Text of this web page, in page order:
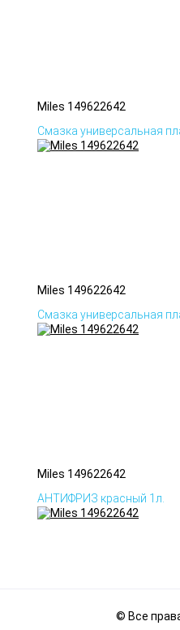
Miles 149622642
Смазка универсальная
Miles 149622642
Смазка универсальная
Miles 149622642
АНТИФРИЗ красный 1л.
© Все